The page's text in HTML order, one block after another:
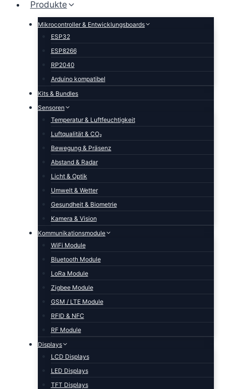
Produkte
Mikrocontroller & Entwicklungsboards
ESP32
ESP8266
RP2040
Arduino kompatibel
Kits & Bundles
Sensoren
Temperatur & Luftfeuchtigkeit
Luftqualität & CO₂
Bewegung & Präsenz
Abstand & Radar
Licht & Optik
Umwelt & Wetter
Gesundheit & Biometrie
Kamera & Vision
Kommunikationsmodule
WiFi Module
Bluetooth Module
LoRa Module
Zigbee Module
GSM / LTE Module
RFID & NFC
RF Module
Displays
LCD Displays
LED Displays
TFT Displays